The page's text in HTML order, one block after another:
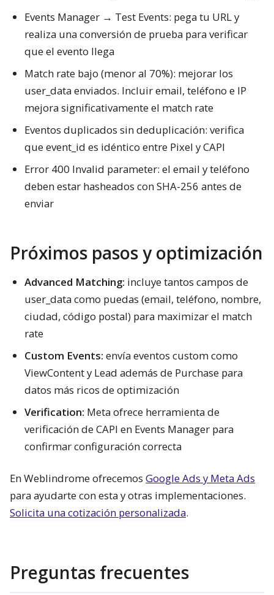
Events Manager → Test Events: pega tu URL y
realiza una conversión de prueba para verificar
que el evento llega
Match rate bajo (menor al 70%): mejorar los
user_data enviados. Incluir email, teléfono e IP
mejora significativamente el match rate
Eventos duplicados sin deduplicación: verifica
que event_id es idéntico entre Pixel y CAPI
Error 400 Invalid parameter: el email y teléfono
deben estar hasheados con SHA-256 antes de
enviar
Próximos pasos y optimización
Advanced Matching: incluye tantos campos de
user_data como puedas (email, teléfono, nombre,
ciudad, código postal) para maximizar el match
rate
Custom Events: envía eventos custom como
ViewContent y Lead además de Purchase para
datos más ricos de optimización
Verification: Meta ofrece herramienta de
verificación de CAPI en Events Manager para
confirmar configuración correcta
En Weblindrome ofrecemos Google Ads y Meta Ads
para ayudarte con esta y otras implementaciones.
Solicita una cotización personalizada.
Preguntas frecuentes